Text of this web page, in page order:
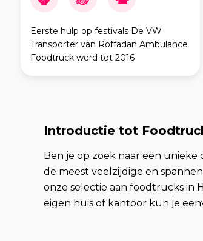
Eerste hulp op festivals De VW
Transporter van Roffadan Ambulance
Foodtruck werd tot 2016
Introductie tot
Ben je op zoek naar een
de meest veelzijdige en
onze selectie aan foodtrucks in
eigen huis of kantoor kun je